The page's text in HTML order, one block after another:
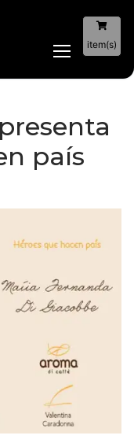
item(s)
país